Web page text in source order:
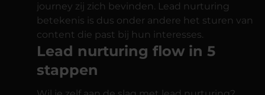
journey zij zich bevinden. Lead nurturing
betekenis is dus onder andere het sturen van
content die past bij hun interesses.
Lead nurturing flow in 5
stappen